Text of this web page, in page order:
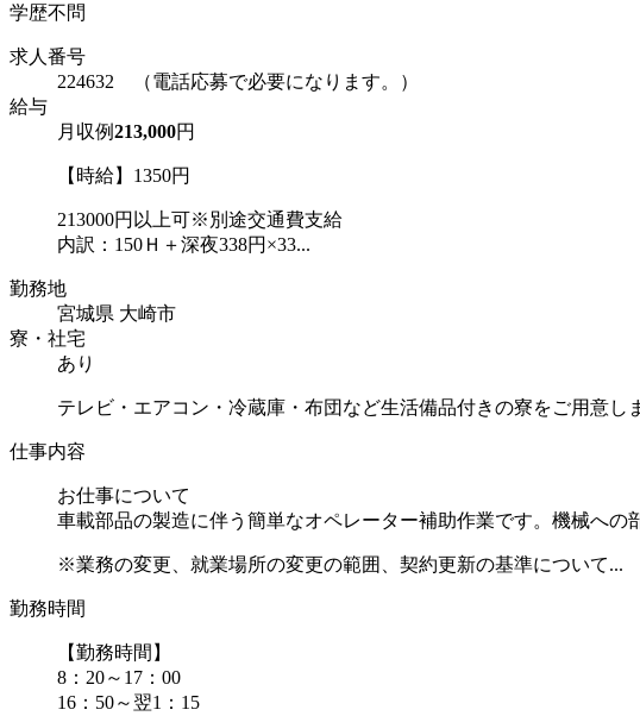
学歴不問
求人番号
224632 （電話応募で必要になります。）
給与
月収例213,000円
【時給】1350円
213000円以上可※別途交通費支給
内訳：150Ｈ＋深夜338円×33...
勤務地
宮城県 大崎市
寮・社宅
あり
テレビ・エアコン・冷蔵庫・布団など生活備品付きの寮をご用意し
仕事内容
お仕事について
車載部品の製造に伴う簡単なオペレーター補助作業です。機械へ
※業務の変更、就業場所の変更の範囲、契約更新の基準について...
勤務時間
【勤務時間】
8：20～17：00
16：50～翌1：15